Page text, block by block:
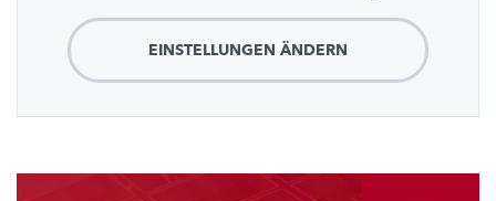
EINSTELLUNGEN ÄNDERN